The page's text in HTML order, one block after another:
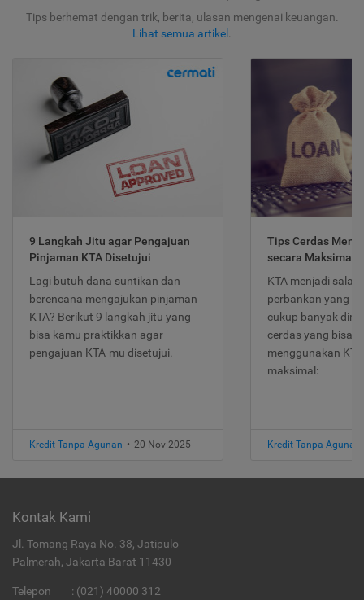
Tips berhemat dengan trik, berita, ulasan mengenai keuangan.
Lihat semua artikel .
9 Langkah Jitu agar Pengajuan
Pinjaman KTA Disetujui
Lagi butuh dana suntikan dan
berencana mengajukan pinjaman
KTA? Berikut 9 langkah jitu yang
bisa kamu praktikkan agar
pengajuan KTA-mu disetujui.
Kredit Tanpa Agunan • 20 Nov 2025
Tips Cerdas
secara Maksimal
KTA menjadi
perbankan yang
cukup banyak
cerdas yang bisa
menggunakan
maksimal:
Kredit Tanpa Agunan
Kontak Kami
Jl. Tomang Raya No. 38, Jatipulo
Palmerah, Jakarta Barat 11430
Telepon : (021) 40000 312